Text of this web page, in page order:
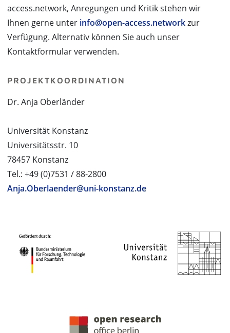
access.network, Anregungen und Kritik stehen wir
Ihnen gerne unter info@open-access.networkzur
Verfügung. Alternativ können Sie auch unser
Kontaktformular verwenden.
PROJEKTKOORDINATION
Dr. Anja Oberländer
Universität Konstanz
Universitätsstr. 10
78457 Konstanz
Tel.: +49 (0)7531 / 88-2800
Anja.Oberlaender@uni-konstanz.de